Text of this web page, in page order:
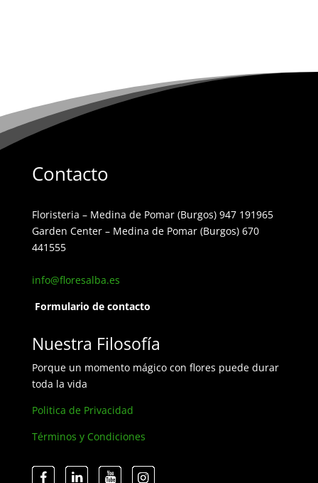
Contacto
Floristeria – Medina de Pomar (Burgos) 947 191965
Garden Center – Medina de Pomar (Burgos) 670
441555
info@floresalba.es
Formulario de contacto
Nuestra Filosofía
Porque un momento mágico con flores puede durar
toda la vida
Politica de Privacidad
Términos y Condiciones